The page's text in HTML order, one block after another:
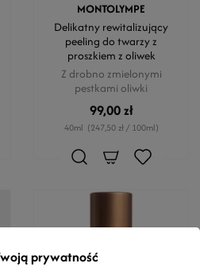
MONTOLYMPE
Delikatny rewitalizujący
peeling do twarzy z
proszkiem z oliwek
Z drobno zmielonymi
pestkami oliwki
99,00 zł
40ml (247,50 zł / 100ml)
prywatność